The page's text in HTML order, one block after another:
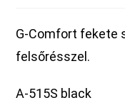
G-Comfort fekete
felsőrésszel.
A-515S black